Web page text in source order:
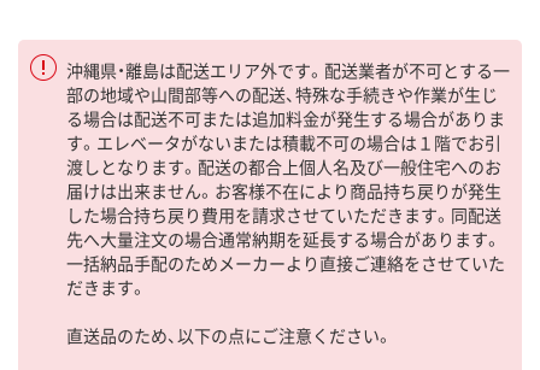
沖縄県・離島は配送エリア外です。配送業者が不可とする一
部の地域や山間部等への配送、特殊な手続きや作業が生じ
る場合は配送不可または追加料金が発生する場合がありま
す。エレベータがないまたは積載不可の場合は１階でお引
渡しとなります。配送の都合上個人名及び一般住宅へのお
届けは出来ません。お客様不在により商品持ち戻りが発生
した場合持ち戻り費用を請求させていただきます。同配送
先へ大量注文の場合通常納期を延長する場合があります。
一括納品手配のためメーカーより直接ご連絡をさせていた
だきます。
直送品のため、以下の点にご注意ください。